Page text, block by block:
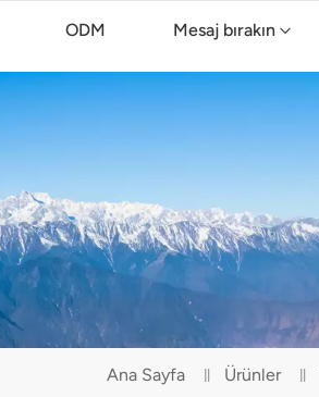
ODM Mesaj bırakın
Ana Sayfa Ürünler